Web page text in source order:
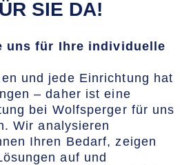
SIE DA!
uns für Ihre individuelle
und jede Einrichtung hat
– daher ist eine
bei Wolfsperger für uns
Wir analysieren
Ihren Bedarf, zeigen
auf und